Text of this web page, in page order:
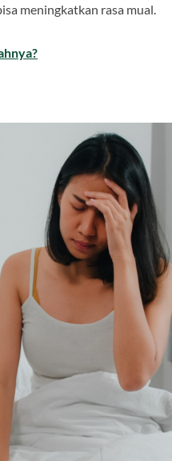
meningkatkan rasa mual.